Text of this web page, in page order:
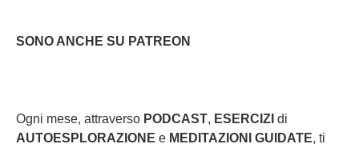
SONO ANCHE SU PATREON
Ogni mese, attraverso PODCAST, ESERCIZI di
AUTOESPLORAZIONE e MEDITAZIONI GUIDATE, ti